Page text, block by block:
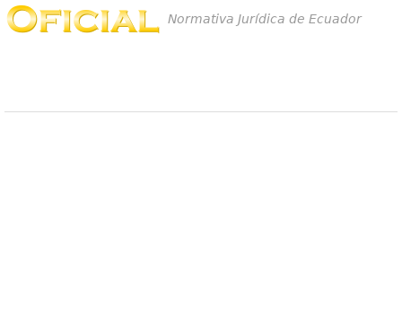
Normativa Jurídica de Ecuador